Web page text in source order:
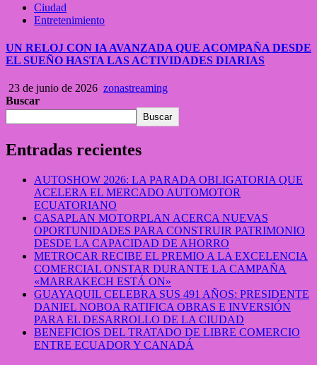
Ciudad
Entretenimiento
UN RELOJ CON IA AVANZADA QUE ACOMPAÑA DESDE
EL SUEÑO HASTA LAS ACTIVIDADES DIARIAS
23 de junio de 2026 zonastreaming
Buscar
Buscar
Entradas recientes
AUTOSHOW 2026: LA PARADA OBLIGATORIA QUE
ACELERA EL MERCADO AUTOMOTOR
ECUATORIANO
CASAPLAN MOTORPLAN ACERCA NUEVAS
OPORTUNIDADES PARA CONSTRUIR PATRIMONIO
DESDE LA CAPACIDAD DE AHORRO
METROCAR RECIBE EL PREMIO A LA EXCELENCIA
COMERCIAL ONSTAR DURANTE LA CAMPAÑA
«MARRAKECH ESTÁ ON»
GUAYAQUIL CELEBRA SUS 491 AÑOS: PRESIDENTE
DANIEL NOBOA RATIFICA OBRAS E INVERSIÓN
PARA EL DESARROLLO DE LA CIUDAD
BENEFICIOS DEL TRATADO DE LIBRE COMERCIO
ENTRE ECUADOR Y CANADÁ